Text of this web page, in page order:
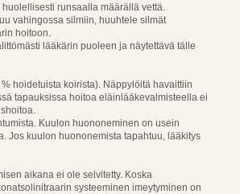
runsaalla määrällä vettä.
vahingossa silmiin, huuhtele silmät
hoitoon.
lääkärin puoleen ja näytettävä tälle
hoidetuista koirista). Näppylöitä havaittiin
tapauksissa hoitoa eläinlääkevalmisteella ei
Kuulon huononeminen on usein
Jos kuulon huononemista tapahtuu, lääkitys
aikana ei ole selvitetty. Koska
systeeminen imeytyminen on